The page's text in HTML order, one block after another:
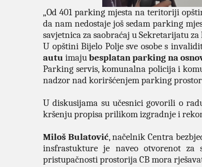
„Od 401 parking mjesta na teritoriji
da nam nedostaje još sedam parking
savjetnica za saobraćaj u Sekretarijatu
U opštini Bijelo Polje sve osobe s
autu imajubesplatan parking na
Parking servis, komunalna policija i
nadzor nad koriršćenjem parking
U diskusijama su učesnici govorili o
kršenju propisa prilikom izgradnje i
Miloš Bulatović, načelnik Centra
insfrastukture je naveo otvorenot
pristupačnosti prostorija CB mora